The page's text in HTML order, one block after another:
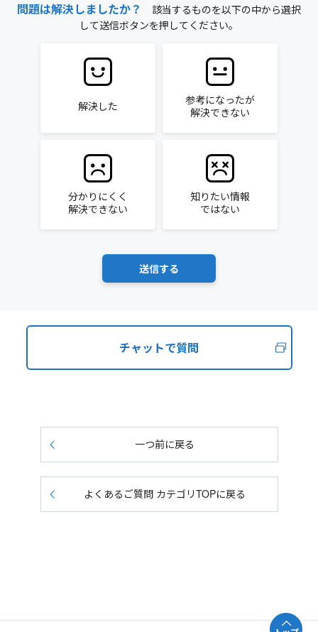
問題は解決しましたか？
該当するものを以下の中から選択
して送信ボタンを押してください。
解決した
参考になったが
解決できない
分かりにくく
解決できない
知りたい情報
ではない
チャットで質問
一つ前に戻る
よくあるご質問 カテゴリTOPに戻る